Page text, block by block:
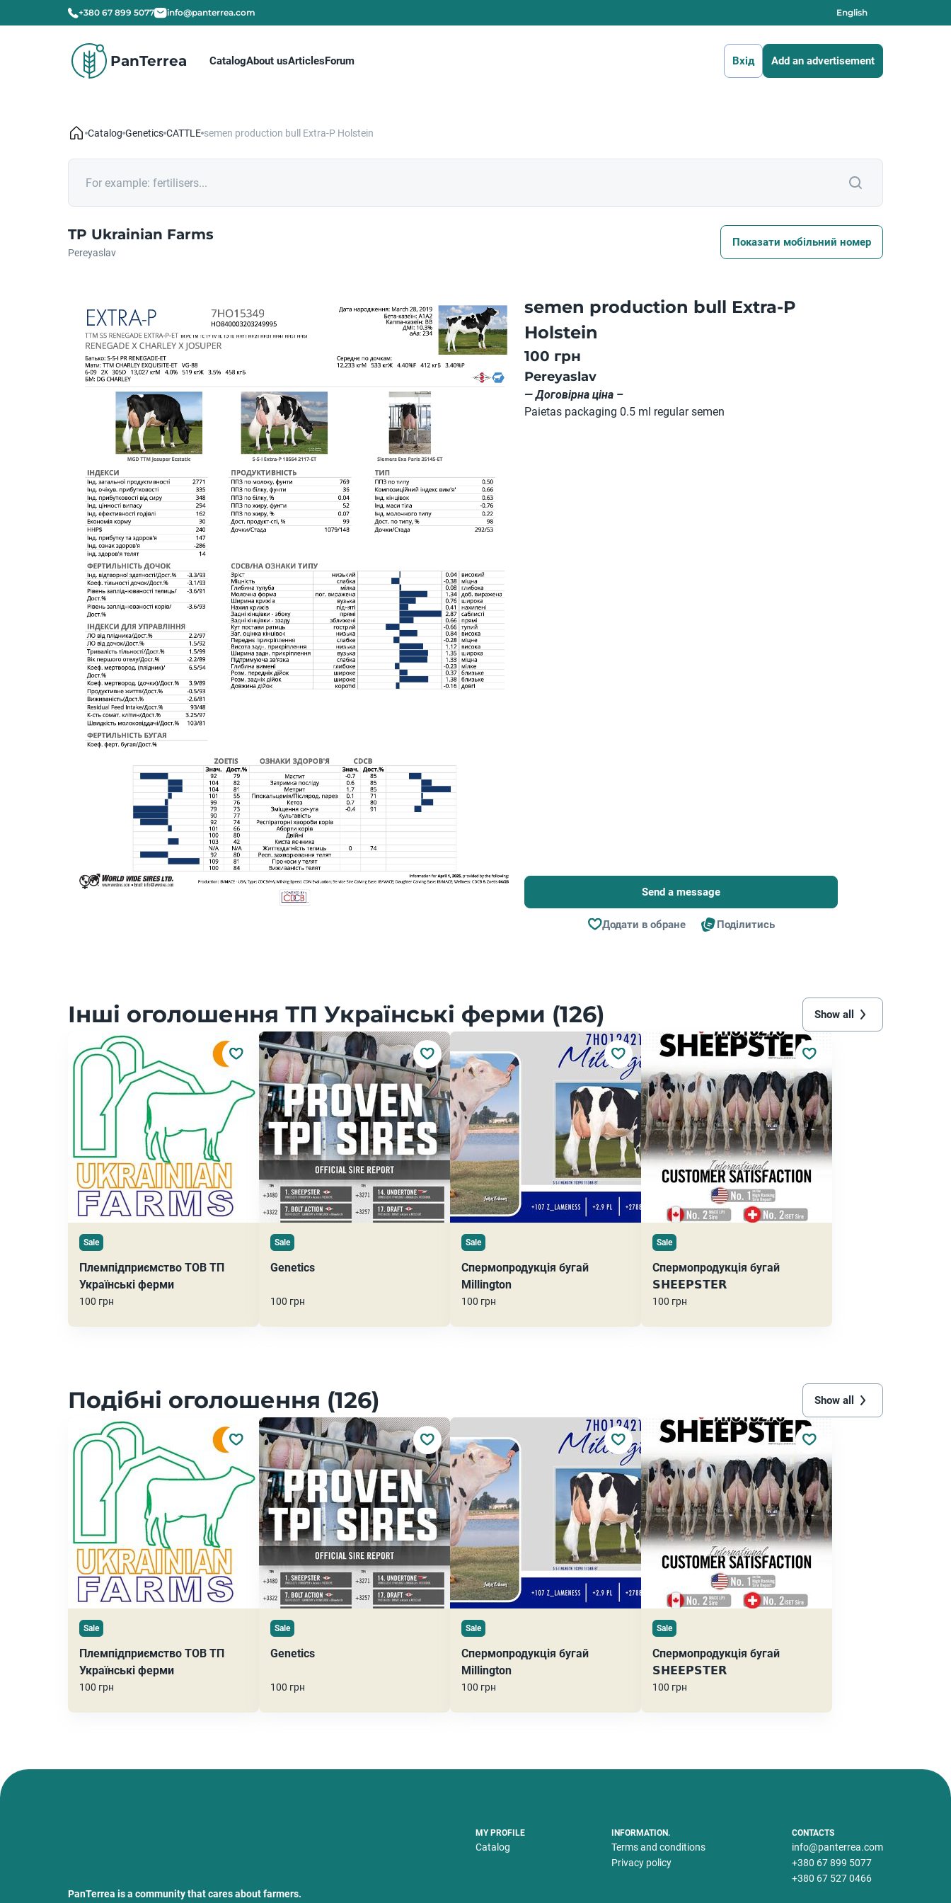
+380 67 899 5077 info@panterrea.com English
PanTerrea CatalogAbout usArticlesForum Вхід Add an advertisement
Catalog Genetics CATTLE semen production bull Extra-P Holstein
TP Ukrainian Farms
Pereyaslav
Показати мобільний номер
semen production bull Extra-P
Holstein
100 грн
Pereyaslav
— Договірна ціна –
Paietas packaging 0.5 ml regular semen
Send a message
Додати в обране Поділитись
Інші оголошення ТП Українські ферми (126) Show all
Sale
Племпідприємство ТОВ ТП
Українські ферми
100 грн
Sale
Genetics
100 грн
Sale
Спермопродукція бугай
Millington
100 грн
Sale
Спермопродукція бугай
𝗦𝗛𝗘𝗘𝗣𝗦𝗧𝗘𝗥
100 грн
Подібні оголошення (126) Show all
Sale
Племпідприємство ТОВ ТП
Українські ферми
100 грн
Sale
Genetics
100 грн
Sale
Спермопродукція бугай
Millington
100 грн
Sale
Спермопродукція бугай
𝗦𝗛𝗘𝗘𝗣𝗦𝗧𝗘𝗥
100 грн
PanTerrea is a community that cares about farmers.
MY PROFILE
Catalog
INFORMATION.
Terms and conditions
Privacy policy
CONTACTS
info@panterrea.com
+380 67 899 5077
+380 67 527 0466